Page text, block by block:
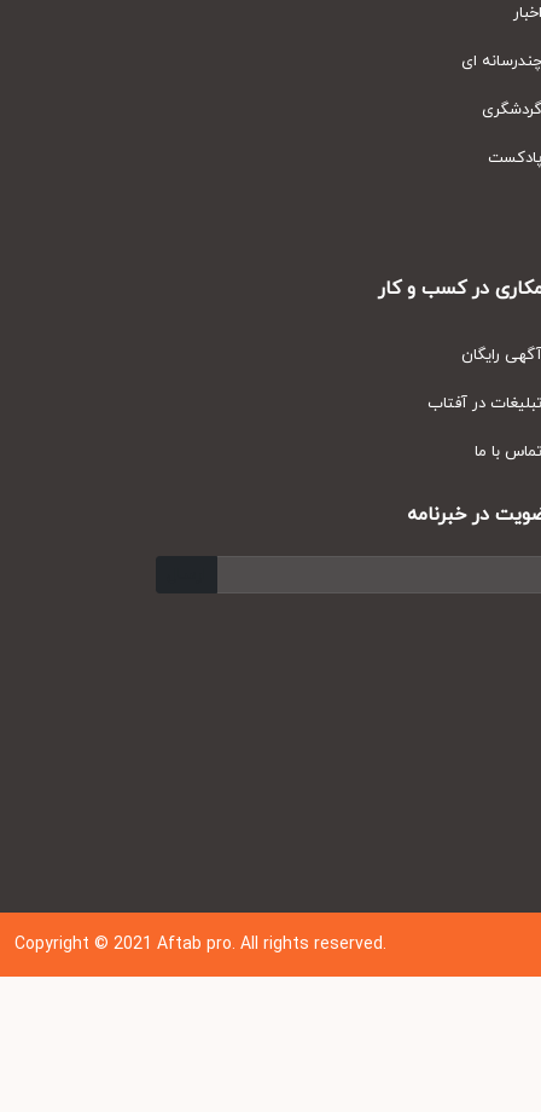
ای
در کسب و کار
رایگان
در آفتاب
با ما
در خبرنامه
Copyright © 202 1Aftab pro. All rights reserved.